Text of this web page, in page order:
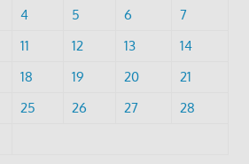
4 5 6
7
11 12 13
14
18 19 20
21
25 26 27
28